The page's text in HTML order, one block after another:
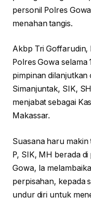
personil Polres
menahan tangis.
Akbp Tri Goffarudin,
Polres Gowa
pimpinan dilanjutkan
Simanjuntak, SIK,
menjabat sebagai
Makassar.
Suasana haru
P, SIK, MH berada
Gowa, Ia
perpisahan, kepada
undur diri untuk